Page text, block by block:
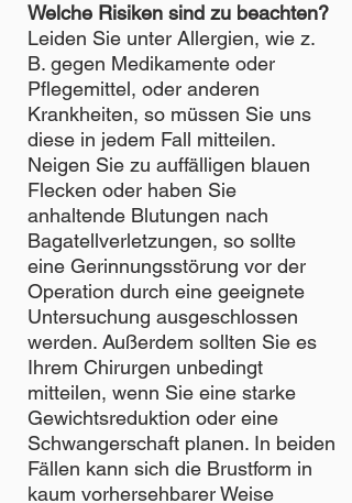
Welche Risiken sind zu beachten?
Leiden Sie unter Allergien, wie z.
B. gegen Medikamente oder
Pflegemittel, oder anderen
Krankheiten, so müssen Sie uns
diese in jedem Fall mitteilen.
Neigen Sie zu auffälligen blauen
Flecken oder haben Sie
anhaltende Blutungen nach
Bagatellverletzungen, so sollte
eine Gerinnungsstörung vor der
Operation durch eine geeignete
Untersuchung ausgeschlossen
werden. Außerdem sollten Sie es
Ihrem Chirurgen unbedingt
mitteilen, wenn Sie eine starke
Gewichtsreduktion oder eine
Schwangerschaft planen. In beiden
Fällen kann sich die Brustform in
kaum vorhersehbarer Weise